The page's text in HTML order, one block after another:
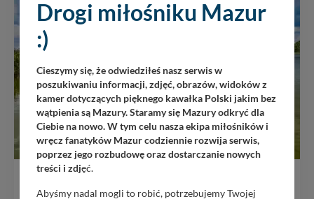
SWJM
Drogi miłośniku Mazur
:)
Cieszymy się, że odwiedziłeś nasz serwis w
poszukiwaniu informacji, zdjęć, obrazów, widoków z
kamer dotyczących pięknego kawałka Polski jakim bez
wątpienia są Mazury. Staramy się Mazury odkryć dla
Ciebie na nowo. W tym celu nasza ekipa miłośników i
wręcz fanatyków Mazur codziennie rozwija serwis,
poprzez jego rozbudowę oraz dostarczanie nowych
treści i zdjęć.
Abyśmy nadal mogli to robić, potrzebujemy Twojej